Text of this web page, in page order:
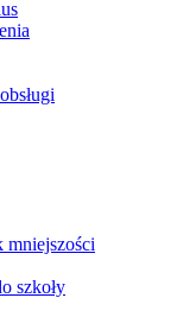
szkoły